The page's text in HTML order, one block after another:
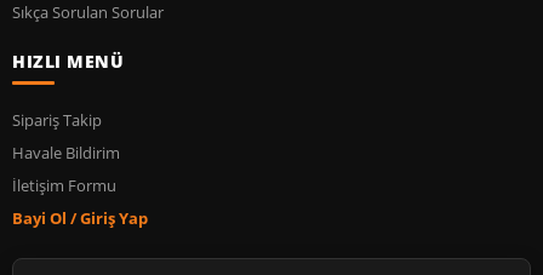
Sıkça Sorulan Sorular
HIZLI MENÜ
Sipariş Takip
Havale Bildirim
İletişim Formu
Bayi Ol / Giriş Yap